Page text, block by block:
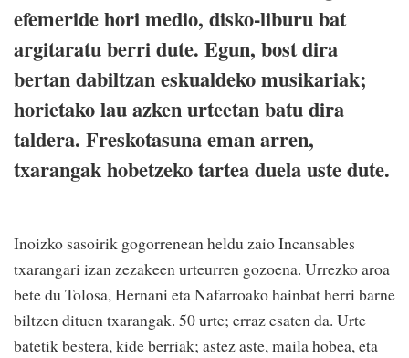
efemeride hori medio, disko-liburu bat
argitaratu berri dute. Egun, bost dira
bertan dabiltzan eskualdeko musikariak;
horietako lau azken urteetan batu dira
taldera. Freskotasuna eman arren,
txarangak hobetzeko tartea duela uste dute.
Inoizko sasoirik gogorrenean heldu zaio Incansables
txarangari izan zezakeen urteurren gozoena. Urrezko aroa
bete du Tolosa, Hernani eta Nafarroako hainbat herri barne
biltzen dituen txarangak. 50 urte; erraz esaten da. Urte
batetik bestera, kide berriak; astez aste, maila hobea, eta